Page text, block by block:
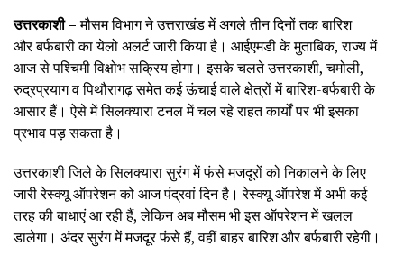
उत्तरकाशी –मौसम विभाग ने उत्तराखंड में अगले तीन दिनों तक बारिश
और बर्फबारी का येलो अलर्ट जारी किया है। आईएमडी के मुताबिक, राज्य में
आज से पश्चिमी विक्षोभ सक्रिय होगा। इसके चलते उत्तरकाशी, चमोली,
रुद्रप्रयाग व पिथौरागढ़ समेत कई ऊंचाई वाले क्षेत्रों में बारिश-बर्फबारी के
आसार हैं। ऐसे में सिलक्यारा टनल में चल रहे राहत कार्यों पर भी इसका
प्रभाव पड़ सकता है।
उत्तरकाशी जिले के सिलक्यारा सुरंग में फंसे मजदूरों को निकालने के लिए
जारी रेस्क्यू ऑपरेशन को आज पंद्रवां दिन है। रेस्क्यू ऑपरेश में अभी कई
तरह की बाधाएं आ रही हैं, लेकिन अब मौसम भी इस ऑपरेशन में खलल
डालेगा। अंदर सुरंग में मजदूर फंसे हैं, वहीं बाहर बारिश और बर्फबारी रहेगी।